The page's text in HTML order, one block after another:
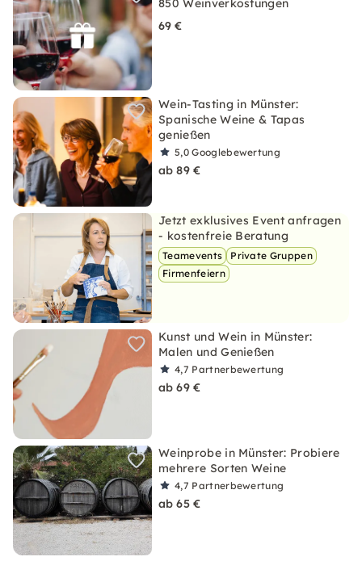
850 Weinverkostungen
69 €
Wein-Tasting in Münster:
Spanische Weine & Tapas
genießen
5,0Googlebewertung
ab 89 €
Jetzt exklusives Event anfragen
- kostenfreie Beratung
Teamevents
Private Gruppen
Firmenfeiern
Kunst und Wein in Münster:
Malen und Genießen
4,7 Partnerbewertung
ab 69 €
Weinprobe in Münster: Probiere
mehrere Sorten Weine
4,7 Partnerbewertung
ab 65 €